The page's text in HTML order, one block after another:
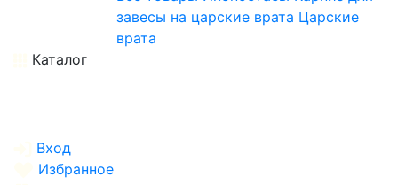
завесы на царские врата Царские
врата
Каталог
Вход
Избранное